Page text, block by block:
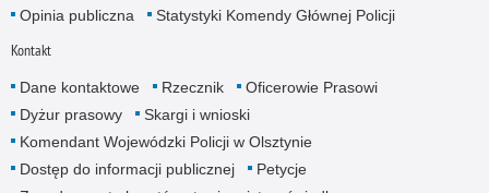
Opinia publiczna
Statystyki Komendy Głównej Policji
Kontakt
Dane kontaktowe Rzecznik
Oficerowie Prasowi
Dyżur prasowy
Skargi i wnioski
Komendant Wojewódzki Policji w Olsztynie
Dostęp do informacji publicznej
Petycje